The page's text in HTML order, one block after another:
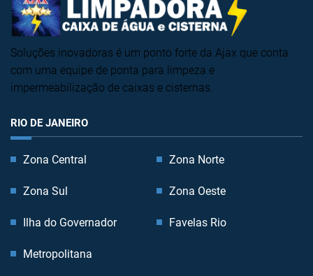
Soluções inovadoras é um ponto forte da Ajax que conta
com uma equipe de ponta para limpeza e
impermeabilização de caixas e cisternas.
RIO DE JANEIRO
Zona Central Zona Norte
Zona Sul Zona Oeste
Ilha do Governador Favelas Rio
Metropolitana